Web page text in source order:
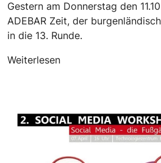
Gestern am Donnerstag den
ADEBAR Zeit, der
in die 13. Runde.
Weiterlesen